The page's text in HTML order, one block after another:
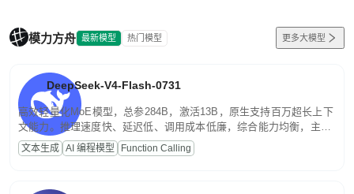
模力方舟 最新模型 热门模型 更多大模型
DeepSeek-V4-Flash-0731
高效轻量化MoE模型，总参284B，激活13B，原生支持百万超长上下
文能力。推理速度快、延迟低、调用成本低廉，综合能力均衡，主打
高并发、轻量化任务，适合日常对话、内容创作、基础 RAG、批量
文案处理等普惠刚需场景。
文本生成 AI 编程模型 Function Calling